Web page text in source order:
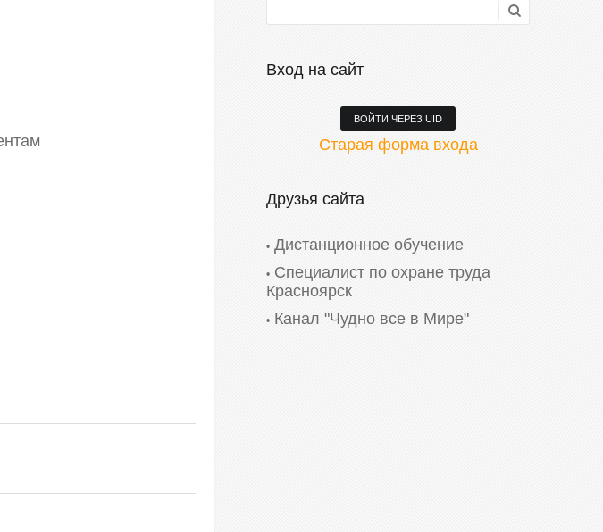
Вход на сайт
ВОЙТИ ЧЕРЕЗ UID
Старая форма входа
Друзья сайта
Дистанционное обучение
Специалист по охране труда
Красноярск
Канал "Чудно все в Мире"